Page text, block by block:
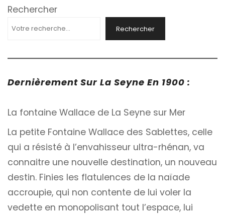
Rechercher
Rechercher
Dernièrement Sur La Seyne En 1900 :
La fontaine Wallace de La Seyne sur Mer
La petite Fontaine Wallace des Sablettes, celle
qui a résisté à l’envahisseur ultra-rhénan, va
connaitre une nouvelle destination, un nouveau
destin. Finies les flatulences de la naïade
accroupie, qui non contente de lui voler la
vedette en monopolisant tout l’espace, lui